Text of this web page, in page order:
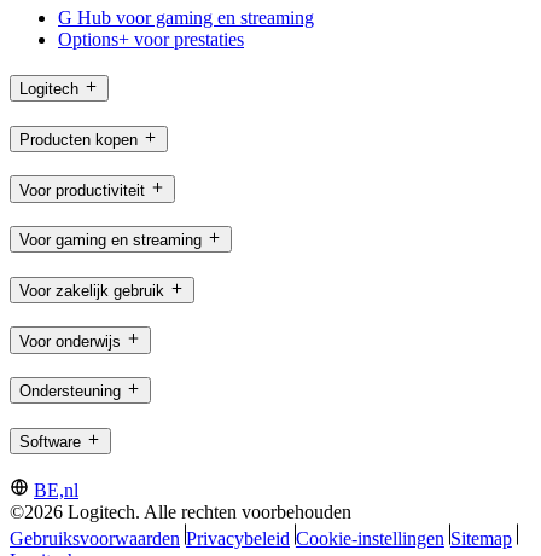
G Hub voor gaming en streaming
Options+ voor prestaties
Logitech
Producten kopen
Voor productiviteit
Voor gaming en streaming
Voor zakelijk gebruik
Voor onderwijs
Ondersteuning
Software
BE,nl
©2026 Logitech. Alle rechten voorbehouden
Gebruiksvoorwaarden Privacybeleid Cookie-instellingen Sitemap